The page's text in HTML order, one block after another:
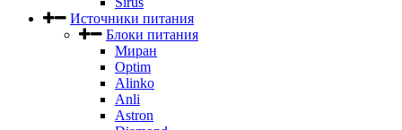
Источники питания
Блоки питания
Миран
Optim
Alinko
Anli
Astron